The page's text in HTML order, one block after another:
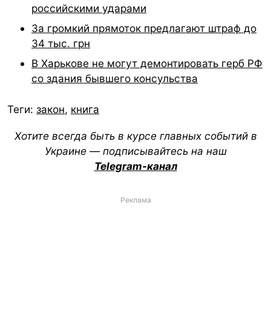
российскими ударами
За громкий прямоток предлагают штраф до
34 тыс. грн
В Харькове не могут демонтировать герб РФ
со здания бывшего консульства
Теги: закон, книга
Хотите всегда быть в курсе главных событий в
Украине — подписывайтесь на наш
Telegram-канал
Реклама